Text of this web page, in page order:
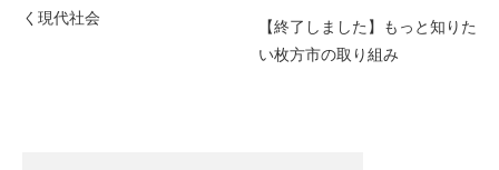
く現代社会
【終了しました】もっと知りた
い枚方市の取り組み